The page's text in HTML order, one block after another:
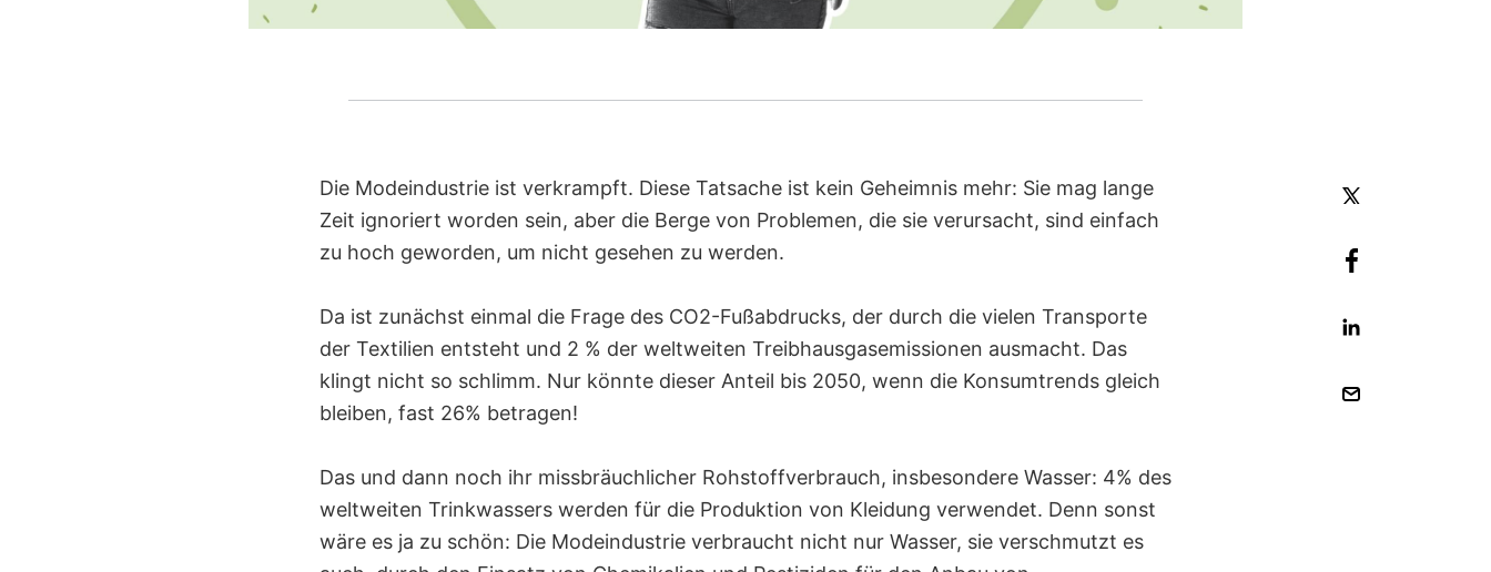
Die Modeindustrie ist verkrampft. Diese Tatsache ist kein Geheimnis mehr: Sie mag lange
Zeit ignoriert worden sein, aber die Berge von Problemen, die sie verursacht, sind einfach
zu hoch geworden, um nicht gesehen zu werden.
Da ist zunächst einmal die Frage des CO2-Fußabdrucks, der durch die vielen Transporte
der Textilien entsteht und 2 % der weltweiten Treibhausgasemissionen ausmacht. Das
klingt nicht so schlimm. Nur könnte dieser Anteil bis 2050, wenn die Konsumtrends gleich
bleiben, fast 26% betragen!
Das und dann noch ihr missbräuchlicher Rohstoffverbrauch, insbesondere Wasser: 4% des
weltweiten Trinkwassers werden für die Produktion von Kleidung verwendet. Denn sonst
wäre es ja zu schön: Die Modeindustrie verbraucht nicht nur Wasser, sie verschmutzt es